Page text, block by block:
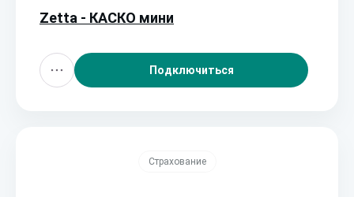
Zetta - КАСКО мини
Подключиться
Страхование